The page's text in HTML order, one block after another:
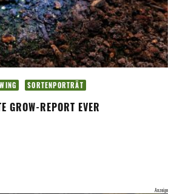
SORTENPORTRÄT
GROW-REPORT EVER